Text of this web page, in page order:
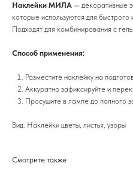
Наклейки МИЛА — декоративные
которые используются для быстрого
Подходят для комбинирования с
Способ применения:
Разместите наклейку на
Аккуратно зафиксируйте и
Просушите в лампе до полного
Вид: Наклейки цветы, листья, узоры
Смотрите также